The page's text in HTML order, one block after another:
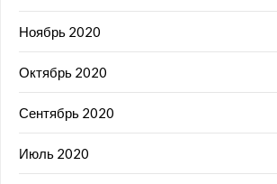
Ноябрь 2020
Октябрь 2020
Сентябрь 2020
Июль 2020